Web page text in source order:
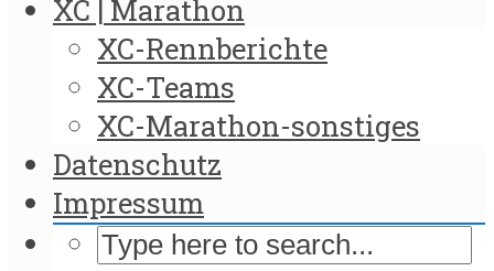
XC | Marathon
XC-Rennberichte
XC-Teams
XC-Marathon-sonstiges
Datenschutz
Impressum